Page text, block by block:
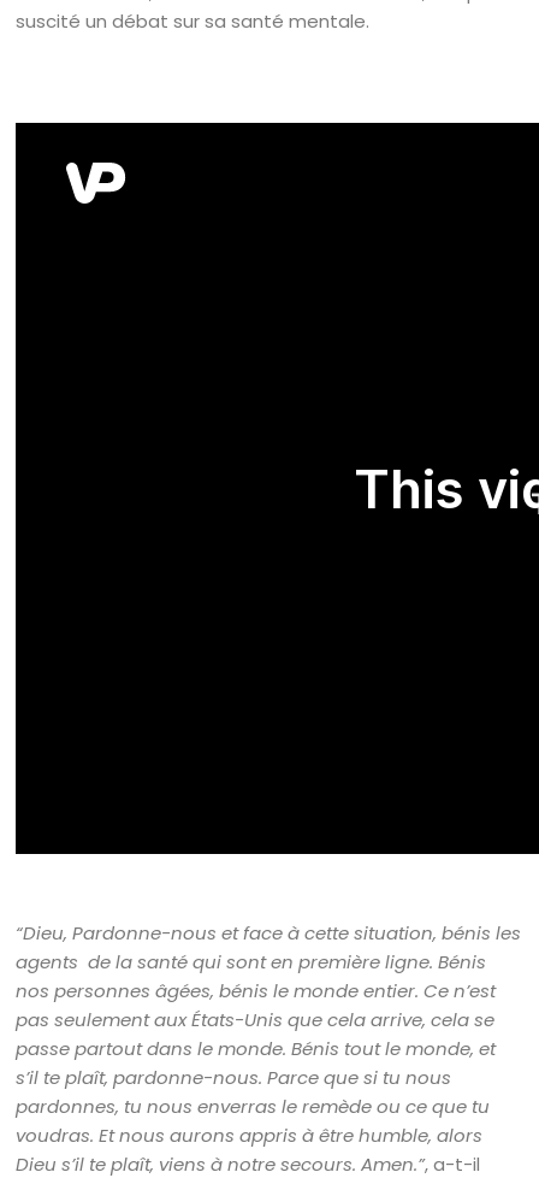
suscité un débat sur sa santé mentale.
“Dieu, Pardonne-nous et face à cette situation, bénis les
agents de la santé qui sont en première ligne. Bénis
nos personnes âgées, bénis le monde entier. Ce n’est
pas seulement aux États-Unis que cela arrive, cela se
passe partout dans le monde. Bénis tout le monde, et
s’il te plaît, pardonne-nous. Parce que si tu nous
pardonnes, tu nous enverras le remède ou ce que tu
voudras. Et nous aurons appris à être humble, alors
Dieu s’il te plaît, viens à notre secours. Amen.”, a-t-il